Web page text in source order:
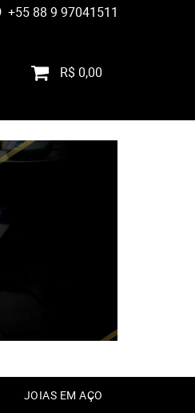
+55 88 9 97041511
R$ 0,00
JOIAS EM AÇO